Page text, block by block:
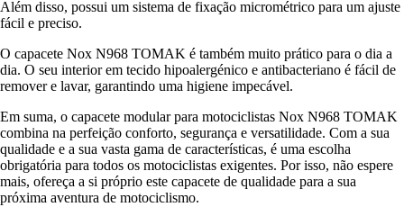
Além disso, possui um sistema de fixação micrométrico para um ajuste
fácil e preciso.
O capacete Nox N968 TOMAK é também muito prático para o dia a
dia. O seu interior em tecido hipoalergénico e antibacteriano é fácil de
remover e lavar, garantindo uma higiene impecável.
Em suma, o capacete modular para motociclistas Nox N968 TOMAK
combina na perfeição conforto, segurança e versatilidade. Com a sua
qualidade e a sua vasta gama de características, é uma escolha
obrigatória para todos os motociclistas exigentes. Por isso, não espere
mais, ofereça a si próprio este capacete de qualidade para a sua
próxima aventura de motociclismo.